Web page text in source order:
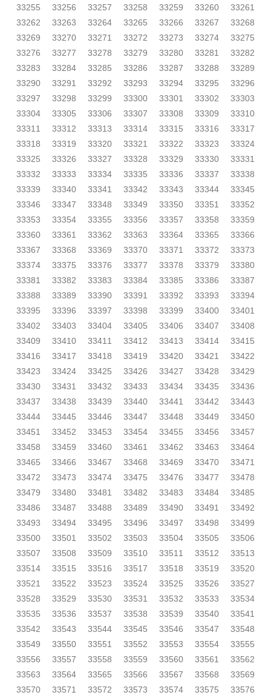
33255
33256 33257 33258 33259 33260
33261
33262
33263 33264 33265 33266 33267
33268
33269
33270 33271 33272 33273 33274
33275
33276
33277 33278 33279 33280 33281
33282
33283
33284 33285 33286 33287 33288
33289
33290
33291 33292 33293 33294 33295
33296
33297
33298 33299 33300 33301 33302
33303
33304
33305 33306 33307 33308 33309
33310
33311
33312 33313 33314 33315 33316
33317
33318
33319 33320 33321 33322 33323
33324
33325
33326 33327 33328 33329 33330
33331
33332
33333 33334 33335 33336 33337
33338
33339
33340 33341 33342 33343 33344
33345
33346
33347 33348 33349 33350 33351
33352
33353
33354 33355 33356 33357 33358
33359
33360
33361 33362 33363 33364 33365
33366
33367
33368 33369 33370 33371 33372
33373
33374
33375 33376 33377 33378 33379
33380
33381
33382 33383 33384 33385 33386
33387
33388
33389 33390 33391 33392 33393
33394
33395
33396 33397 33398 33399 33400
33401
33402
33403 33404 33405 33406 33407
33408
33409
33410 33411 33412 33413 33414
33415
33416
33417 33418 33419 33420 33421
33422
33423
33424 33425 33426 33427 33428
33429
33430
33431 33432 33433 33434 33435
33436
33437
33438 33439 33440 33441 33442
33443
33444
33445 33446 33447 33448 33449
33450
33451
33452 33453 33454 33455 33456
33457
33458
33459 33460 33461 33462 33463
33464
33465
33466 33467 33468 33469 33470
33471
33472
33473 33474 33475 33476 33477
33478
33479
33480 33481 33482 33483 33484
33485
33486
33487 33488 33489 33490 33491
33492
33493
33494 33495 33496 33497 33498
33499
33500
33501 33502 33503 33504 33505
33506
33507
33508 33509 33510 33511 33512
33513
33514
33515 33516 33517 33518 33519
33520
33521
33522 33523 33524 33525 33526
33527
33528
33529 33530 33531 33532 33533
33534
33535
33536 33537 33538 33539 33540
33541
33542
33543 33544 33545 33546 33547
33548
33549
33550 33551 33552 33553 33554
33555
33556
33557 33558 33559 33560 33561
33562
33563
33564 33565 33566 33567 33568
33569
33570
33571 33572 33573 33574 33575
33576